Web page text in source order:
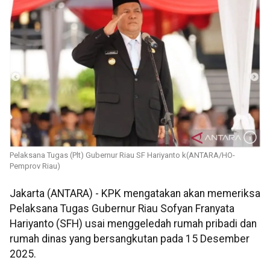
Pelaksana Tugas (Plt) Gubernur Riau SF Hariyanto k(ANTARA/HO-
Pemprov Riau)
Jakarta (ANTARA) - KPK mengatakan akan memeriksa
Pelaksana Tugas Gubernur Riau Sofyan Franyata
Hariyanto (SFH) usai menggeledah rumah pribadi dan
rumah dinas yang bersangkutan pada 15 Desember
2025.